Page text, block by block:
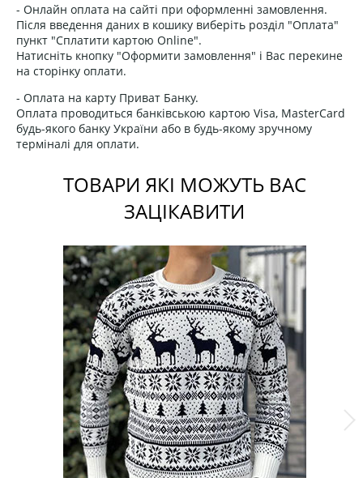
- Онлайн оплата на сайті при оформленні замовлення.
Після введення даних в кошику виберіть розділ "Оплата"
пункт "Сплатити картою Online".
Натисніть кнопку "Оформити замовлення" і Вас перекине
на сторінку оплати.
- Оплата на карту Приват Банку.
Оплата проводиться банківською картою Visa, MasterCard
будь-якого банку України або в будь-якому зручному
терміналі для оплати.
ТОВАРИ ЯКІ МОЖУТЬ ВАС
ЗАЦІКАВИТИ